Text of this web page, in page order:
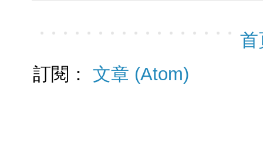
首
訂閱： 文章 (Atom)